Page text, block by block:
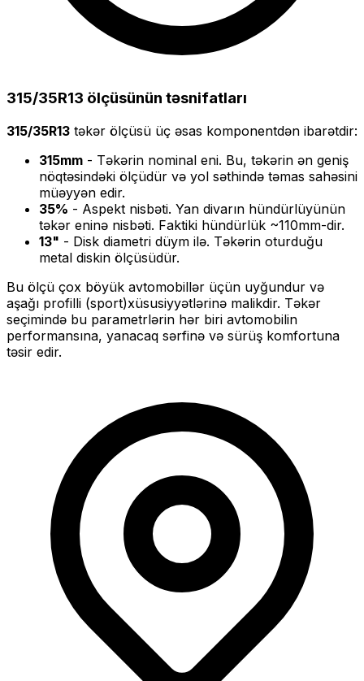
315/35R13 ölçüsünün təsnifatları
315/35R13 təkər ölçüsü üç əsas komponentdən ibarətdir:
315mm - Təkərin nominal eni. Bu, təkərin ən geniş
nöqtəsindəki ölçüdür və yol səthində təmas sahəsini
müəyyən edir.
35% - Aspekt nisbəti. Yan divarın hündürlüyünün
təkər eninə nisbəti. Faktiki hündürlük ~110mm-dir.
13" - Disk diametri düym ilə. Təkərin oturduğu
metal diskin ölçüsüdür.
Bu ölçü çox böyük avtomobillər üçün uyğundur və
aşağı profilli (sport)xüsusiyyətlərinə malikdir. Təkər
seçimində bu parametrlərin hər biri avtomobilin
performansına, yanacaq sərfinə və sürüş komfortuna
təsir edir.